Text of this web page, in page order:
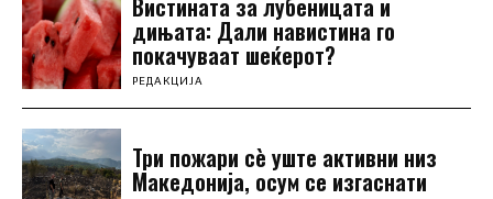
дињата: Дали навистина го
покачуваат шеќерот?
РЕДАКЦИЈА
Три пожари сè уште активни низ
Македонија, осум се изгаснати